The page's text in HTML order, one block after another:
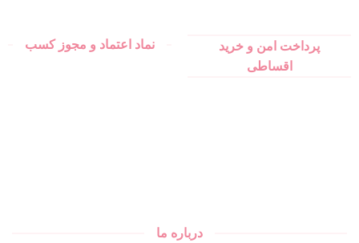
پرداخت امن و خرید
اقساطی
نماد اعتماد و مجوز کسب
درباره ما